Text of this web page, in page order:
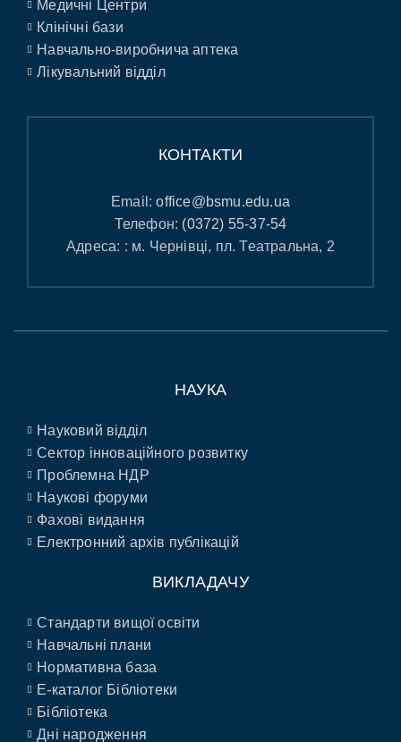
Медичні Центри
Клінічні бази
Навчально-виробнича аптека
Лікувальний відділ
КОНТАКТИ
Email:office@bsmu.edu.ua
Телефон: (0372) 55-37-54
Адреса: : м. Чернівці, пл. Театральна, 2
НАУКА
Науковий відділ
Сектор інноваційного розвитку
Проблемна НДР
Наукові форуми
Фахові видання
Електронний архів публікацій
ВИКЛАДАЧУ
Стандарти вищої освіти
Навчальні плани
Нормативна база
E-каталог Бібліотеки
Бібліотека
Дні народження